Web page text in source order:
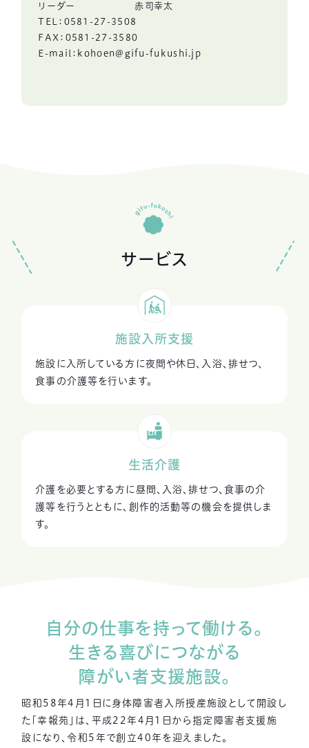
リーダー 赤司幸太
TEL：0581-27-3508
FAX：0581-27-3580
E-mail：kohoen@gifu-fukushi.jp
サービス
施設入所支援
施設に入所している方に夜間や休日、入浴、排せつ、
食事の介護等を行います。
生活介護
介護を必要とする方に昼間、入浴、排せつ、食事の介
護等を行うとともに、 創作的活動等の機会を提供しま
す。
自分の仕事を持って働ける。
生きる喜びにつながる
障がい者支援施設。
昭和58年4月1日に身体障害者入所授産施設として開設し
た「幸報苑」は、 平成22年4月1日から指定障害者支援施
設になり、令和5年で創立40年を迎えました。